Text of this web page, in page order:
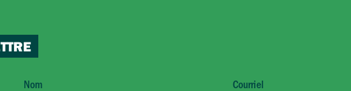
Nom Courriel